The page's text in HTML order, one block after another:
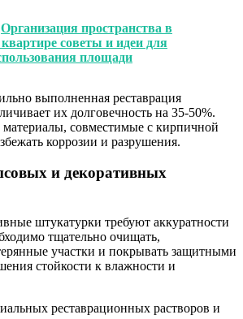
Организация пространства в
советы и идеи для
площади
выполненная реставрация
их долговечность на 35-50%.
материалы, совместимые с кирпичной
коррозии и разрушения.
и декоративных
штукатурки требуют аккуратности
тщательно очищать,
участки и покрывать защитными
стойкости к влажности и
реставрационных растворов и